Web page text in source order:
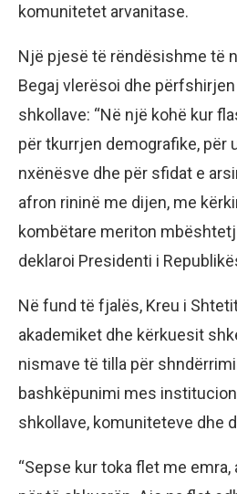
komunitetet arvanitase.
Një pjesë të rëndësishme të
Begaj vlerësoi dhe
shkollave: “Në një kohë kur
për tkurrjen demografike, për
nxënësve dhe për sfidat e
afron rininë me dijen, me
kombëtare meriton
deklaroi Presidenti i
Në fund të fjalës, Kreu i
akademiket dhe kërkuesit
nismave të tilla për
bashkëpunimi mes
shkollave, komuniteteve dhe
“Sepse kur toka flet me